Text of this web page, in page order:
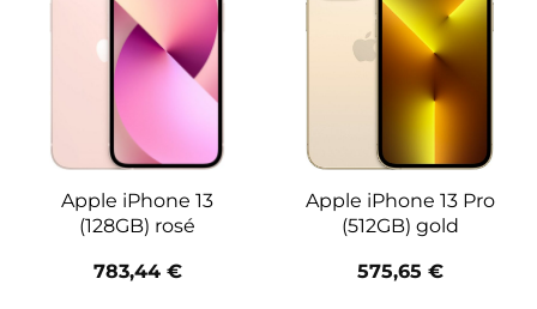
Apple iPhone 13
(128GB) rosé
783,44 €
Apple iPhone 13 Pro
(512GB) gold
575,65 €